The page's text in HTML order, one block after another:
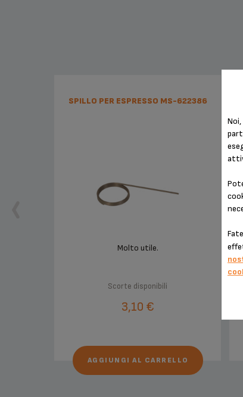
SPILLO PER ESPRESSO MS-622386
Molto utile.
Scorte disponibili
3,10 €
AGGIUNGI AL CARRELLO